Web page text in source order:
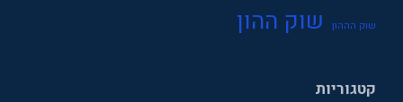
שוק הההון שוק ההון
קטגוריות